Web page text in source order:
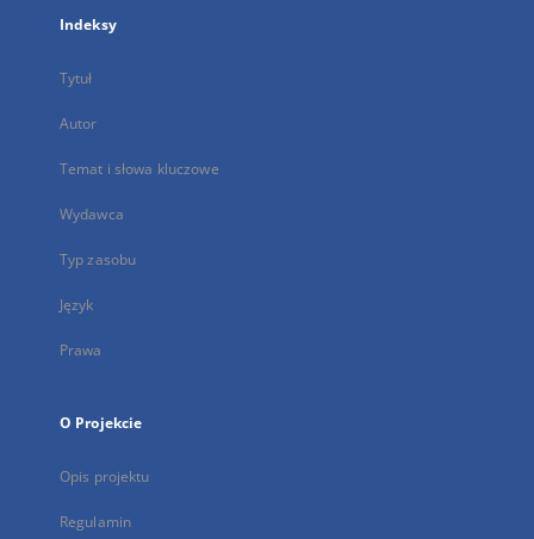
Indeksy
Tytuł
Autor
Temat i słowa kluczowe
Wydawca
Typ zasobu
Język
Prawa
O Projekcie
Opis projektu
Regulamin